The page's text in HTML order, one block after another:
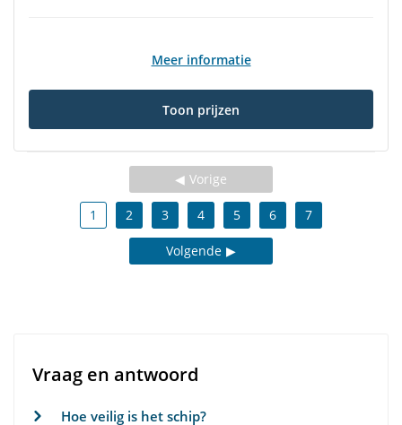
Meer informatie
Toon prijzen
Vorige
1 2 3 4 5 6 7
Volgende
Vraag en antwoord
Hoe veilig is het schip?